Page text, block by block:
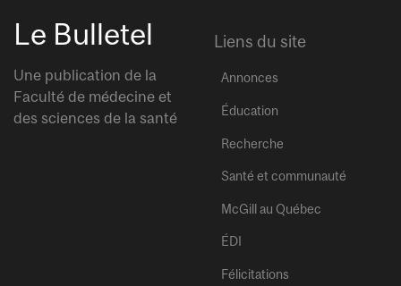
Le Bulletel
Une publication de la
Faculté de médecine et
des sciences de la santé
Liens du site
Annonces
Éducation
Recherche
Santé et communauté
McGill au Québec
ÉDI
Félicitations